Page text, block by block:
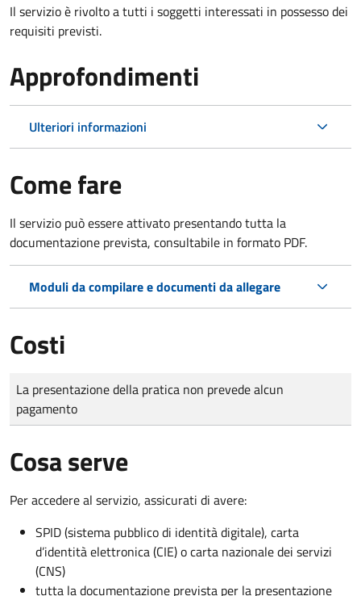
Il servizio è rivolto a tutti i soggetti interessati in possesso dei
requisiti previsti.
Approfondimenti
Ulteriori informazioni
Come fare
Il servizio può essere attivato presentando tutta la
documentazione prevista, consultabile in formato PDF.
Moduli da compilare e documenti da allegare
Costi
Tipo di pagamento
Importo
La presentazione della pratica non prevede alcun
pagamento
Cosa serve
Per accedere al servizio, assicurati di avere:
SPID (sistema pubblico di identità digitale), carta
d’identità elettronica (CIE) o carta nazionale dei servizi
(CNS)
tutta la documentazione prevista per la presentazione